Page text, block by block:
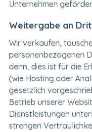
Unternehmen
Weitergabe an
Wir verkaufen,
personenbezogenen
denn, dies ist für die
(wie Hosting oder
gesetzlich
Betrieb unserer
Dienstleistungen
strengen